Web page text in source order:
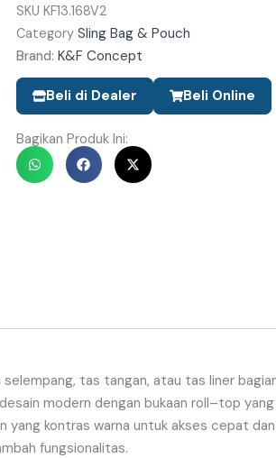
SKU KF13.168V2
Category Sling Bag & Pouch
Brand: K&F Concept
Beli di Dealer Beli Online
Bagikan Produk Ini:
selempang, tas tangan, atau tas liner
desain modern dengan bukaan roll–top yang
yang kontras warna untuk akses cepat dan
fungsionalitas.